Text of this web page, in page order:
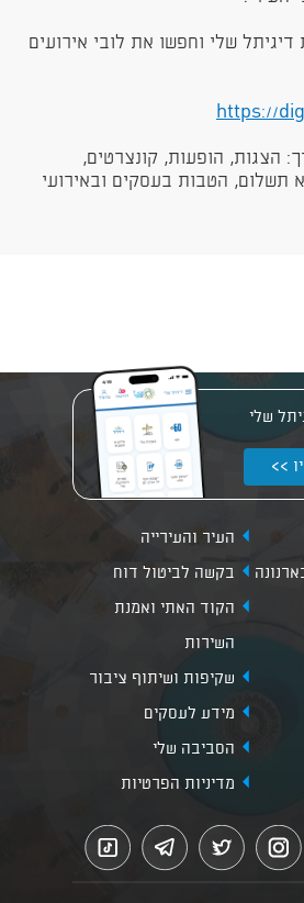
דיגיתל שלי וחפשו את לובי אירועים
https://
הצגות, הופעות, קונצרטים,
תשלום, הטבות בעסקים ובאירועי
שלי
>>
העיר והעירייה
בקשה לביטול דוח
הקוד האתי ואמנת
השירות
שקיפות ושיתוף ציבור
מידע לעסקים
הסביבה שלי
מדיניות הפרטיות